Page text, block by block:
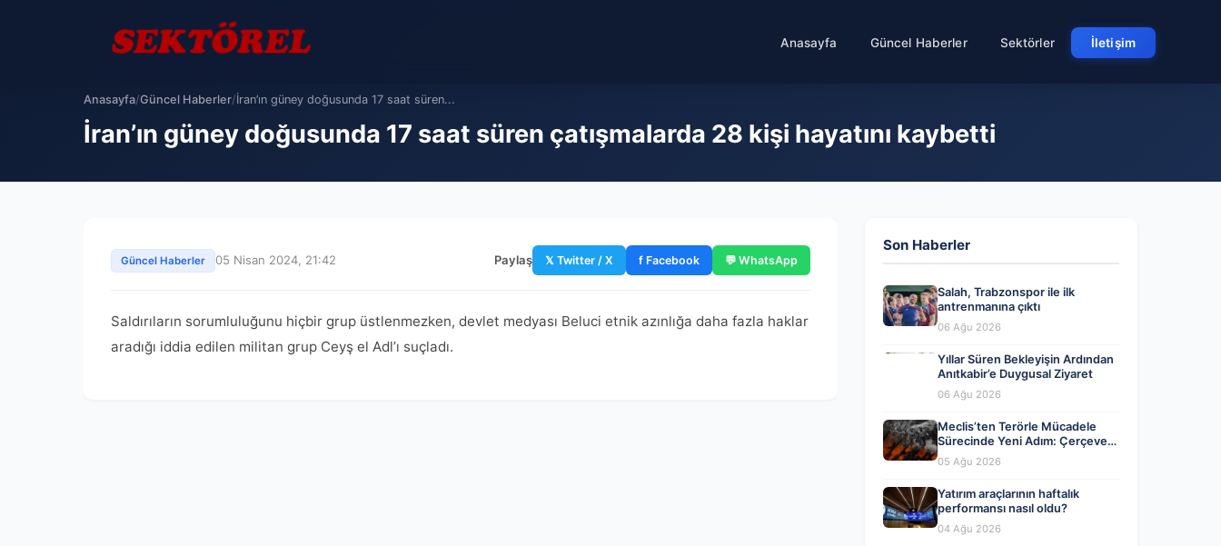
Anasayfa Güncel Haberler Sektörler İletişim
Anasayfa/Güncel Haberler/İran’ın güney doğusunda 17 saat süren...
İran’ın güney doğusunda 17 saat süren çatışmalarda 28 kişi hayatını kaybetti
Güncel Haberler 05 Nisan 2024, 21:42 Paylaş 𝕏 Twitter / X f Facebook 💬 WhatsApp
Saldırıların sorumluluğunu hiçbir grup üstlenmezken, devlet medyası Beluci etnik azınlığa daha fazla haklar
aradığı iddia edilen militan grup Ceyş el Adl’ı suçladı.
Son Haberler
Salah, Trabzonspor ile ilk
antrenmanına çıktı
06 Ağu 2026
Yıllar Süren Bekleyişin Ardından
Anıtkabir’e Duygusal Ziyaret
06 Ağu 2026
Meclis’ten Terörle Mücadele
Sürecinde Yeni Adım: Çerçeve
Yasa Kabul Edildi
05 Ağu 2026
Yatırım araçlarının haftalık
performansı nasıl oldu?
04 Ağu 2026